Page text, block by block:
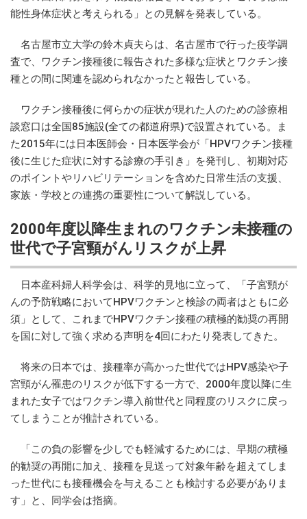
能性身体症状と考えられる」との見解を発表している。
名古屋市立大学の鈴木貞夫らは、名古屋市で行った疫学調
査で、ワクチン接種後に報告された多様な症状とワクチン接
種との間に関連を認められなかったと報告している。
ワクチン接種後に何らかの症状が現れた人のための診療相
談窓口は全国85施設(全ての都道府県)で設置されている。ま
た2015年には日本医師会・日本医学会が「HPVワクチン接種
後に生じた症状に対する診療の手引き」を発刊し、初期対応
のポイントやリハビリテーションを含めた日常生活の支援、
家族・学校との連携の重要性について解説している。
2000年度以降生まれのワクチン未接種の
世代で子宮頸がんリスクが上昇
日本産科婦人科学会は、科学的見地に立って、「子宮頸が
んの予防戦略においてHPVワクチンと検診の両者はともに必
須」として、これまでHPVワクチン接種の積極的勧奨の再開
を国に対して強く求める声明を4回にわたり発表してきた。
将来の日本では、接種率が高かった世代ではHPV感染や子
宮頸がん罹患のリスクが低下する一方で、2000年度以降に生
まれた女子ではワクチン導入前世代と同程度のリスクに戻っ
てしまうことが推計されている。
「この負の影響を少しでも軽減するためには、早期の積極
的勧奨の再開に加え、接種を見送って対象年齢を超えてしま
った世代にも接種機会を与えることも検討する必要がありま
す」と、同学会は指摘。